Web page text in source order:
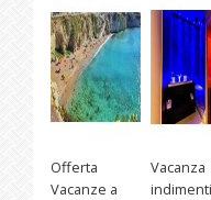
Offerta
Vacanze a
Vacanza